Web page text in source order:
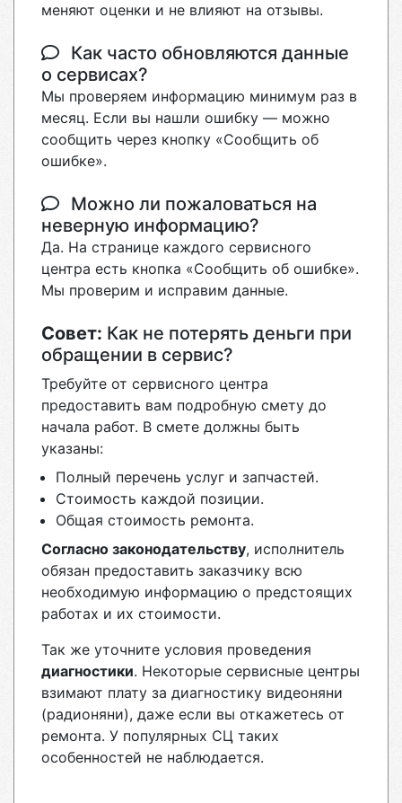
меняют оценки и не влияют на отзывы.
Как часто обновляются данные
о сервисах?
Мы проверяем информацию минимум раз в
месяц. Если вы нашли ошибку — можно
сообщить через кнопку «Сообщить об
ошибке».
Можно ли пожаловаться на
неверную информацию?
Да. На странице каждого сервисного
центра есть кнопка «Сообщить об ошибке».
Мы проверим и исправим данные.
Совет: Как не потерять деньги при
обращении в сервис?
Требуйте от сервисного центра
предоставить вам подробную смету до
начала работ. В смете должны быть
указаны:
Полный перечень услуг и запчастей.
Стоимость каждой позиции.
Общая стоимость ремонта.
Согласно законодательству, исполнитель
обязан предоставить заказчику всю
необходимую информацию о предстоящих
работах и их стоимости.
Так же уточните условия проведения
диагностики. Некоторые сервисные центры
взимают плату за диагностику видеоняни
(радионяни), даже если вы откажетесь от
ремонта. У популярных СЦ таких
особенностей не наблюдается.